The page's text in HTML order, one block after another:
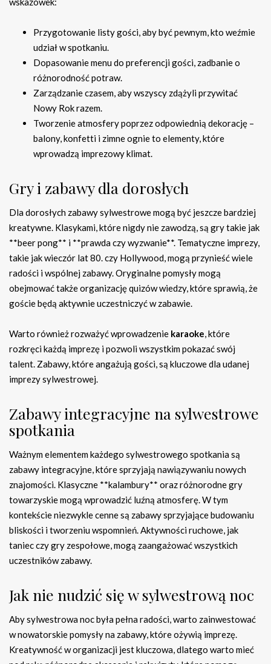
Przygotowanie listy gości, aby być pewnym, kto weźmie
udział w spotkaniu.
Dopasowanie menu do preferencji gości, zadbanie o
różnorodność potraw.
Zarządzanie czasem, aby wszyscy zdążyli przywitać
Nowy Rok razem.
Tworzenie atmosfery poprzez odpowiednią dekorację –
balony, konfetti i zimne ognie to elementy, które
wprowadzą imprezowy klimat.
Gry i zabawy dla dorosłych
Dla dorosłych zabawy sylwestrowe mogą być jeszcze bardziej
kreatywne. Klasykami, które nigdy nie zawodzą, są gry takie jak
**beer pong** i **prawda czy wyzwanie**. Tematyczne imprezy,
takie jak wieczór lat 80. czy Hollywood, mogą przynieść wiele
radości i wspólnej zabawy. Oryginalne pomysły mogą
obejmować także organizację quizów wiedzy, które sprawią, że
goście będą aktywnie uczestniczyć w zabawie.
Warto również rozważyć wprowadzenie karaoke, które
rozkręci każdą imprezę i pozwoli wszystkim pokazać swój
talent. Zabawy, które angażują gości, są kluczowe dla udanej
imprezy sylwestrowej.
Zabawy integracyjne na sylwestrowe
spotkania
Ważnym elementem każdego sylwestrowego spotkania są
zabawy integracyjne, które sprzyjają nawiązywaniu nowych
znajomości. Klasyczne **kalambury** oraz różnorodne gry
towarzyskie mogą wprowadzić luźną atmosferę. W tym
kontekście niezwykle cenne są zabawy sprzyjające budowaniu
bliskości i tworzeniu wspomnień. Aktywności ruchowe, jak
taniec czy gry zespołowe, mogą zaangażować wszystkich
uczestników zabawy.
Jak nie nudzić się w sylwestrową noc
Aby sylwestrowa noc była pełna radości, warto zainwestować
w nowatorskie pomysły na zabawy, które ożywią imprezę.
Kreatywność w organizacji jest kluczowa, dlatego warto mieć